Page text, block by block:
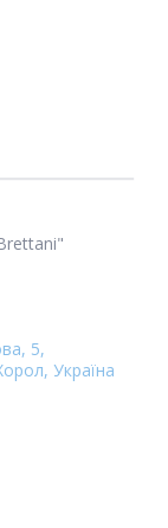
5,
Україна